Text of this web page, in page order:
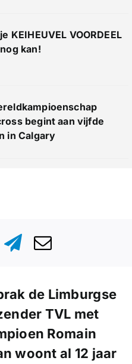
KEIHEUVEL VOORDEEL
kan!
begint aan vijfde
in Calgary
de Limburgse
TVL met
Romain
woont al 12 jaar